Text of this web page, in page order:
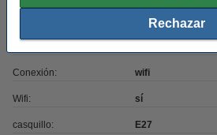
Rechazar
Blanco extra cálido
Conexión: wifi
Wifi: sí
casquillo: E27